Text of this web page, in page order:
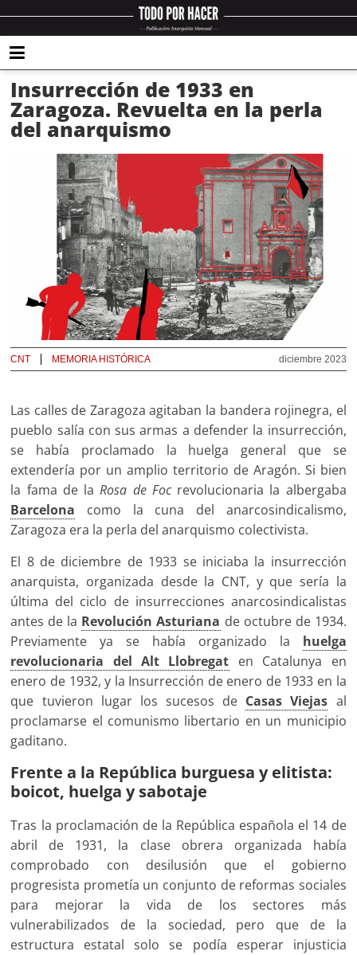
Insurrección de 1933 en
Zaragoza. Revuelta en la perla
del anarquismo
diciembre 2023
CNT MEMORIA HISTÓRICA
Las calles de Zaragoza agitaban la bandera rojinegra, el
pueblo salía con sus armas a defender la insurrección,
se había proclamado la huelga general que se
extendería por un amplio territorio de Aragón. Si bien
la fama de laRosa de Focrevolucionaria la albergaba
Barcelona como la cuna del anarcosindicalismo,
Zaragoza era la perla del anarquismo colectivista.
El 8 de diciembre de 1933 se iniciaba la insurrección
anarquista, organizada desde la CNT, y que sería la
última del ciclo de insurrecciones anarcosindicalistas
antes de la Revolución Asturiana de octubre de 1934.
Previamente ya se había organizado la huelga
revolucionaria del Alt Llobregat en Catalunya en
enero de 1932, y la Insurrección de enero de 1933 en la
que tuvieron lugar los sucesos de Casas Viejas al
proclamarse el comunismo libertario en un municipio
gaditano.
Frente a la República burguesa y elitista:
boicot, huelga y sabotaje
Tras la proclamación de la República española el 14 de
abril de 1931, la clase obrera organizada había
comprobado con desilusión que el gobierno
progresista prometía un conjunto de reformas sociales
para mejorar la vida de los sectores más
vulnerabilizados de la sociedad, pero que de la
estructura estatal solo se podía esperar injusticia